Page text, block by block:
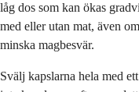
låg dos som kan ökas
med eller utan mat, även
minska magbesvär.
Svälj kapslarna hela med